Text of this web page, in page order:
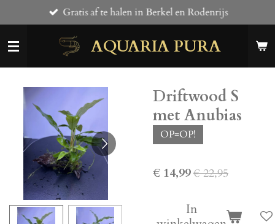
direct
naar
AQUARIA PURA
Gratis af te halen in Berkel en Rodenrijs
Driftwood S
met Anubias
OP=OP!
€ 14,99€ 22,95
In